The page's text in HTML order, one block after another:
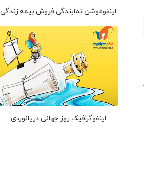
اینفوموشن نمایندگی فروش بیمه زندگی
اینفوگرافیک روز جهانی دریانوردی